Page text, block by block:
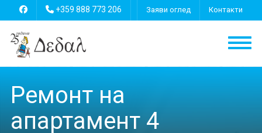
+359 888 773 206 Заяви оглед Контакти
Ремонт на
апартамент 4